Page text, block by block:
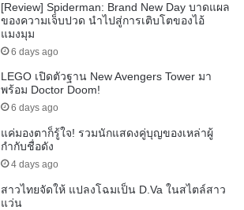
[Review] Spiderman: Brand New Day บาดแผล
ของความเจ็บปวด นำไปสู่การเติบโตของไอ้
แมงมุม
6 days ago
LEGO เปิดตัวฐาน New Avengers Tower มา
พร้อม Doctor Doom!
6 days ago
แค่มองตาก็รู้ใจ! รวมนักแสดงคู่บุญของเหล่าผู้
กำกับชื่อดัง
4 days ago
สาวไทยจัดให้ แปลงโฉมเป็น D.Va ในสไตล์สาว
แว่น